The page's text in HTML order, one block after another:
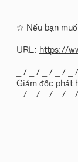
☆ Nếu bạn
URL: https://
_ / _ / _ / _ /
Giám đốc phát
_ / _ / _ / _ /